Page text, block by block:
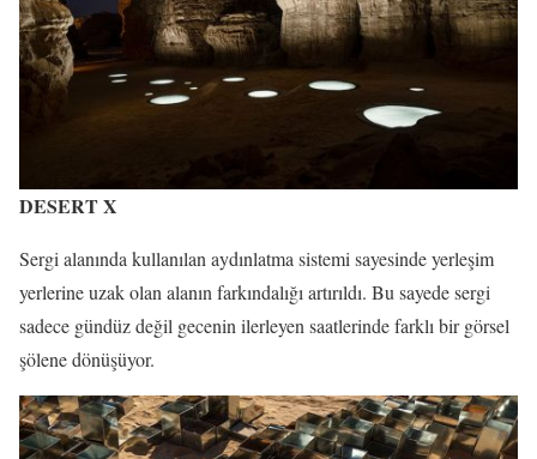
DESERT X
Sergi alanında kullanılan aydınlatma sistemi sayesinde yerleşim
yerlerine uzak olan alanın farkındalığı artırıldı. Bu sayede sergi
sadece gündüz değil gecenin ilerleyen saatlerinde farklı bir görsel
şölene dönüşüyor.